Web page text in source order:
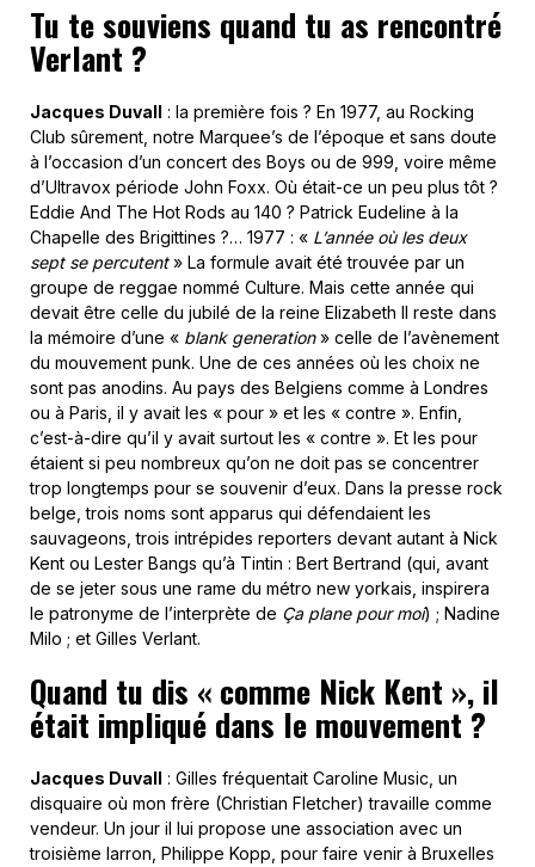
Tu te souviens quand tu as rencontré
Verlant ?
Jacques Duvall
: la première fois ? En 1977, au Rocking
Club sûrement, notre Marquee’s de l’époque et sans doute
à l’occasion d’un concert des Boys ou de 999, voire même
d’Ultravox période John Foxx. Où était-ce un peu plus tôt ?
Eddie And The Hot Rods au 140 ? Patrick Eudeline à la
Chapelle des Brigittines ?… 1977 : « L’année où les deux
sept se percutent» La formule avait été trouvée par un
groupe de reggae nommé Culture. Mais cette année qui
devait être celle du jubilé de la reine Elizabeth II reste dans
la mémoire d’une « blank generation» celle de l’avènement
du mouvement punk. Une de ces années où les choix ne
sont pas anodins. Au pays des Belgiens comme à Londres
ou à Paris, il y avait les « pour » et les « contre ». Enfin,
c’est-à-dire qu’il y avait surtout les « contre ». Et les pour
étaient si peu nombreux qu’on ne doit pas se concentrer
trop longtemps pour se souvenir d’eux. Dans la presse rock
belge, trois noms sont apparus qui défendaient les
sauvageons, trois intrépides reporters devant autant à Nick
Kent ou Lester Bangs qu’à Tintin : Bert Bertrand (qui, avant
de se jeter sous une rame du métro new yorkais, inspirera
le patronyme de l’interprète de Ça plane pour moi) ; Nadine
Milo ; et Gilles Verlant.
Quand tu dis « comme Nick Kent », il
était impliqué dans le mouvement ?
Jacques Duvall
: Gilles fréquentait Caroline Music, un
disquaire où mon frère (Christian Fletcher) travaille comme
vendeur. Un jour il lui propose une association avec un
troisième larron, Philippe Kopp, pour faire venir à Bruxelles